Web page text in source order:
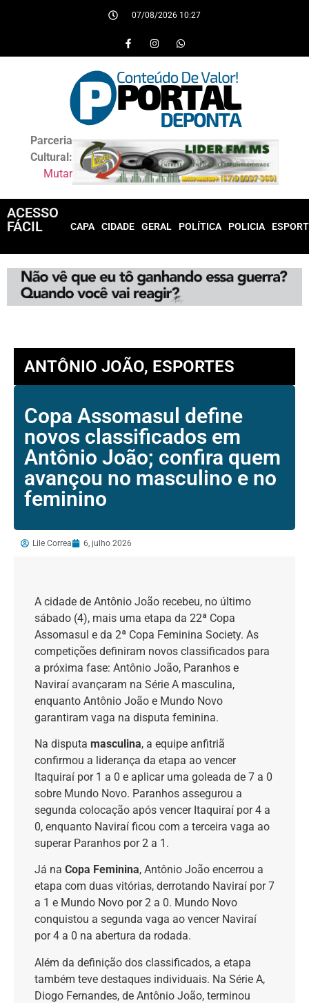
07/08/2026 10:27
Parceria
Cultural:
Mutar
ACESSO
FÁCIL
CAPA CIDADE GERAL POLÍTICA POLICIA
ANTÔNIO JOÃO, ESPORTES
Copa Assomasul define
novos classificados em
Antônio João; confira quem
avançou no masculino e no
feminino
Lile Correa 6, julho 2026
A cidade de Antônio João recebeu, no último
sábado (4), mais uma etapa da 22ª Copa
Assomasul e da 2ª Copa Feminina Society. As
competições definiram novos classificados para
a próxima fase: Antônio João, Paranhos e
Naviraí avançaram na Série A masculina,
enquanto Antônio João e Mundo Novo
garantiram vaga na disputa feminina.
Na disputa masculina, a equipe anfitriã
confirmou a liderança da etapa ao vencer
Itaquiraí por 1 a 0 e aplicar uma goleada de 7 a 0
sobre Mundo Novo. Paranhos assegurou a
segunda colocação após vencer Itaquiraí por 4 a
0, enquanto Naviraí ficou com a terceira vaga ao
superar Paranhos por 2 a 1.
Já na Copa Feminina, Antônio João encerrou a
etapa com duas vitórias, derrotando Naviraí por 7
a 1 e Mundo Novo por 2 a 0. Mundo Novo
conquistou a segunda vaga ao vencer Naviraí
por 4 a 0 na abertura da rodada.
Além da definição dos classificados, a etapa
também teve destaques individuais. Na Série A,
Diogo Fernandes, de Antônio João, terminou